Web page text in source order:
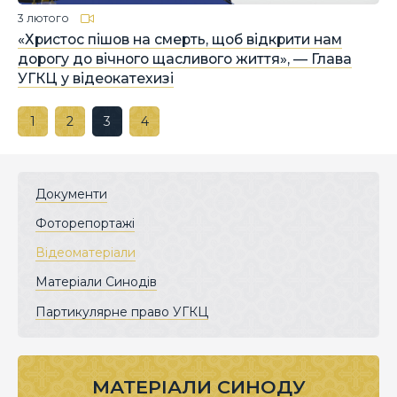
«Христос пішов на смерть, щоб відкрити нам
дорогу до вічного щасливого життя», — Глава
УГКЦ у відеокатехизі
3 лютого
1 2 3 4
Документи
Фоторепортажі
Відеоматеріали
Матеріали Синодів
Партикулярне право УГКЦ
МАТЕРІАЛИ СИНОДУ